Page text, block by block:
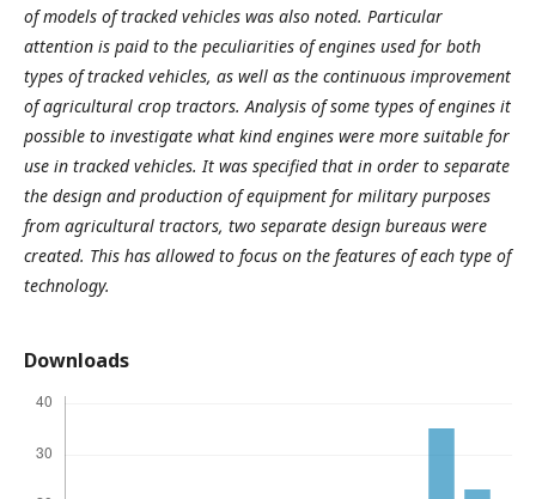
of models of tracked vehicles was also noted. Particular
attention is paid to the peculiarities of engines used for both
types oftracked vehicles, as well as the continuous improvement
of agricultural crop tractors. Analysis of some types of engines it
possible to investigate what kind engines were more suitable for
use in tracked vehicles. It was specified that in order to separate
the design and production of equipment for military purposes
from agricultural tractors, two separate design bureaus were
created. This has allowed to focus on the features of each type of
technology.
Downloads